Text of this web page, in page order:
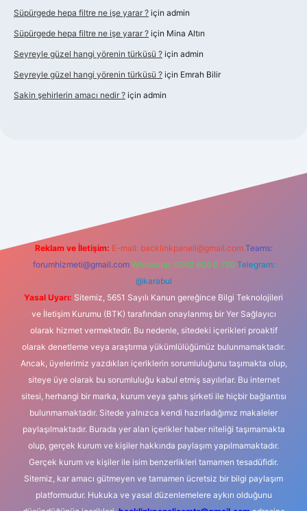
Süpürgede hepa filtre ne işe yarar ? için admin
Süpürgede hepa filtre ne işe yarar ? için Mina Altın
Seyreyle güzel hangi yörenin türküsü ? için admin
Seyreyle güzel hangi yörenin türküsü ? için Emrah Bilir
Sakin şehirlerin amacı nedir ? için admin
Reklam ve İletişim: E-mail: backlinkpaneli@gmail.com Teams:
forumhizmeti@gmail.com Whatsapp: 0262 606 0 726 Telegram:
@karabul
Yasal Uyarı: Sitemiz, 5651 Sayılı Kanun gereğince Bilgi Teknolojileri
ve İletişim Kurumu (BTK) tarafından onaylanmış bir Yer Sağlayıcı
olarak hizmet vermektedir. Bu nedenle, sitedeki içerikleri proaktif
olarak denetleme veya araştırma yükümlülüğümüz bulunmamaktadır.
Ancak, üyelerimiz yazdıkları içeriklerin sorumluluğunu taşımakta olup,
siteye üye olarak bu sorumluluğu kabul etmiş sayılırlar. Bu internet
sitesi, herhangi bir marka, kurum veya şahıs şirketi ile hiçbir bağlantısı
bulunmamaktadır. Sitede yalnızca kendi hazırladığımız makaleler
paylaşılmaktadır. Burada yer alan içerikler haber niteliği taşımamakta
olup, gerçek kurum ve kişiler hakkında paylaşım yapılmamaktadır.
Gerçek kurum ve kişiler ile isim benzerlikleri tamamen tesadüfidir.
Sitemiz, kar amacı gütmeyen ve tamamen ücretsiz bir bilgi paylaşım
platformudur. Hukuka ve yasal düzenlemelere aykırı olduğunu